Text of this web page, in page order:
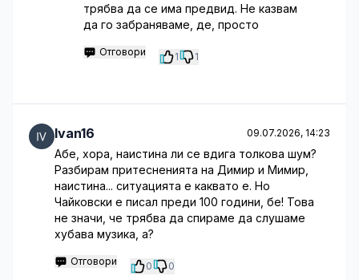
трябва да се има предвид. Не казвам
да го забраняваме, де, просто
Отговори 1 1
Ivan16 09.07.2026, 14:23
Абе, хора, наистина ли се вдига толкова шум?
Разбирам притесненията на Димир и Мимир,
наистина... ситуацията е каквато е. Но
Чайковски е писал преди 100 години, бе! Това
не значи, че трябва да спираме да слушаме
хубава музика, а?
Отговори 0 0